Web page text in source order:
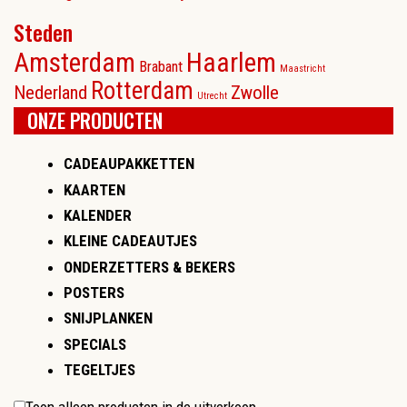
Steden
Amsterdam Brabant Haarlem Maastricht
Nederland Rotterdam Utrecht Zwolle
ONZE PRODUCTEN
CADEAUPAKKETTEN
KAARTEN
KALENDER
KLEINE CADEAUTJES
ONDERZETTERS & BEKERS
POSTERS
SNIJPLANKEN
SPECIALS
TEGELTJES